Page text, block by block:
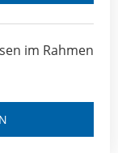
im Rahmen